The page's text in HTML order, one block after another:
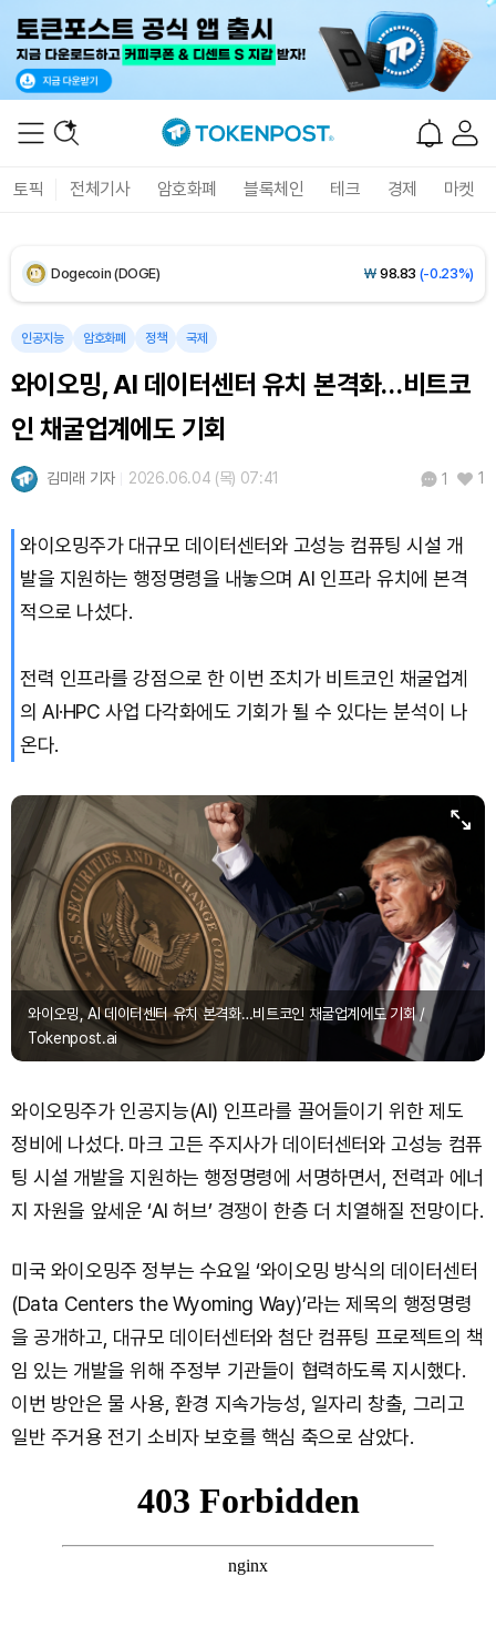
토픽 전체기사 암호화폐 블록체인 테크 경제 마켓
Solana (SOL) ₩107,602(+1.61%)
Bitcoin (BTC) 91,423,229(0.00%)
인공지능 암호화폐 정책 국제
와이오밍, AI 데이터센터 유치 본격화…비트코
인 채굴업계에도 기회
김미래 기자 2026.06.04 (목) 07:41 1 1
와이오밍주가 대규모 데이터센터와 고성능 컴퓨팅 시설 개
발을 지원하는 행정명령을 내놓으며 AI 인프라 유치에 본격
적으로 나섰다.
전력 인프라를 강점으로 한 이번 조치가 비트코인 채굴업계
의 AI·HPC 사업 다각화에도 기회가 될 수 있다는 분석이 나
온다.
와이오밍, AI 데이터센터 유치 본격화…비트코인 채굴업계에도 기회 /
Tokenpost.ai
와이오밍주가 인공지능(AI) 인프라를 끌어들이기 위한 제도
정비에 나섰다. 마크 고든 주지사가 데이터센터와 고성능 컴퓨
팅 시설 개발을 지원하는 행정명령에 서명하면서, 전력과 에너
지 자원을 앞세운 ‘AI 허브’ 경쟁이 한층 더 치열해질 전망이다.
미국 와이오밍주 정부는 수요일 ‘와이오밍 방식의 데이터센터
(Data Centers the Wyoming Way)’라는 제목의 행정명령
을 공개하고, 대규모 데이터센터와 첨단 컴퓨팅 프로젝트의 책
임 있는 개발을 위해 주정부 기관들이 협력하도록 지시했다.
이번 방안은 물 사용, 환경 지속가능성, 일자리 창출, 그리고
일반 주거용 전기 소비자 보호를 핵심 축으로 삼았다.